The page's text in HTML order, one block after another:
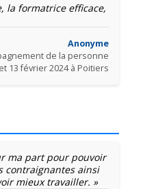
la formatrice efficace,
Anonyme
de la personne
13 février 2024 à Poitiers
ma part pour pouvoir
contraignantes ainsi
mieux travailler. »